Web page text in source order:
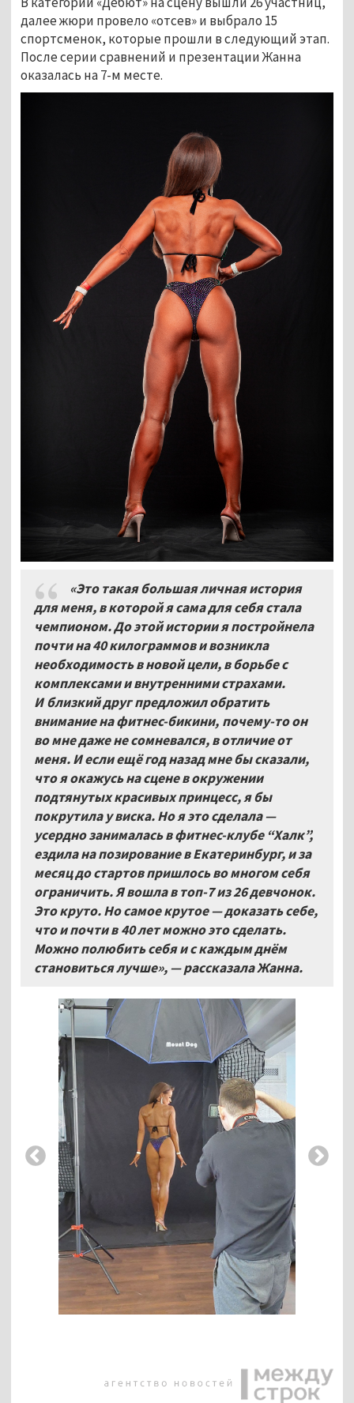
далее жюри провело «отсев» и выбрало 15
спортсменок, которые прошли в следующий этап.
После серии сравнений и презентации Жанна
оказалась на 7-м месте.
«Это такая большая личная история
для меня, в которой я сама для себя стала
чемпионом. До этой истории я постройнела
почти на 40 килограммов и возникла
необходимость в новой цели, в борьбе с
комплексами и внутренними страхами.
И близкий друг предложил обратить
внимание на фитнес-бикини, почему-то он
во мне даже не сомневался, в отличие от
меня. И если ещё год назад мне бы сказали,
что я окажусь на сцене в окружении
подтянутых красивых принцесс, я бы
покрутила у виска. Но я это сделала —
усердно занималась в фитнес-клубе “Халк”,
ездила на позирование в Екатеринбург, и за
месяц до стартов пришлось во многом себя
ограничить. Я вошла в топ-7 из 26 девчонок.
Это круто. Но самое крутое — доказать себе,
что и почти в 40 лет можно это сделать.
Можно полюбить себя и с каждым днём
становиться лучше», — рассказала Жанна.